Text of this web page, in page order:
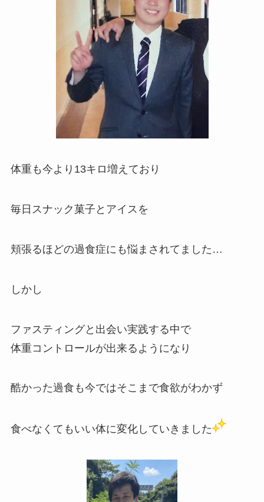
体重も今より13キロ増えており
毎日スナック菓子とアイスを
頬張るほどの過食症にも悩まされてました…
しかし
ファスティングと出会い実践する中で
体重コントロールが出来るようになり
酷かった過食も今ではそこまで食欲がわかず
食べなくてもいい体に変化していきました